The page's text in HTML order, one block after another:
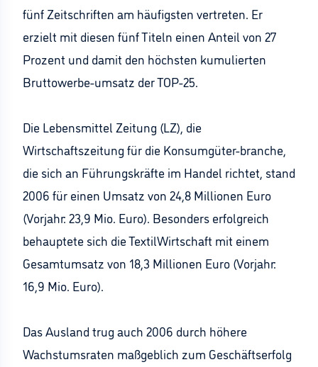
fünf Zeitschriften am häufigsten vertreten. Er
erzielt mit diesen fünf Titeln einen Anteil von 27
Prozent und damit den höchsten kumulierten
Bruttowerbe-umsatz der TOP-25.
Die Lebensmittel Zeitung (LZ), die
Wirtschaftszeitung für die Konsumgüter-branche,
die sich an Führungskräfte im Handel richtet, stand
2006 für einen Umsatz von 24,8 Millionen Euro
(Vorjahr: 23,9 Mio. Euro). Besonders erfolgreich
behauptete sich die TextilWirtschaft mit einem
Gesamtumsatz von 18,3 Millionen Euro (Vorjahr:
16,9 Mio. Euro).
Das Ausland trug auch 2006 durch höhere
Wachstumsraten maßgeblich zum Geschäftserfolg